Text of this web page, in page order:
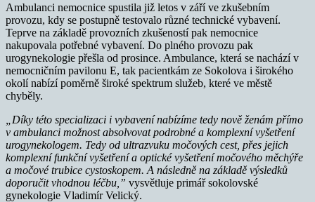
Ambulanci nemocnice spustila již letos v září ve zkušebním
provozu, kdy se postupně testovalo různé technické vybavení.
Teprve na základě provozních zkušeností pak nemocnice
nakupovala potřebné vybavení. Do plného provozu pak
urogynekologie přešla od prosince. Ambulance, která se nachází v
nemocničním pavilonu E, tak pacientkám ze Sokolova i širokého
okolí nabízí poměrně široké spektrum služeb, které ve městě
chyběly.
„Díky této specializaci i vybavení nabízíme tedy nově ženám přímo
v ambulanci možnost absolvovat podrobné a komplexní vyšetření
urogynekologem. Tedy od ultrazvuku močových cest, přes jejich
komplexní funkční vyšetření a optické vyšetření močového měchýře
a močové trubice cystoskopem. A následně na základě výsledků
doporučit vhodnou léčbu,” vysvětluje primář sokolovské
gynekologie Vladimír Velický.